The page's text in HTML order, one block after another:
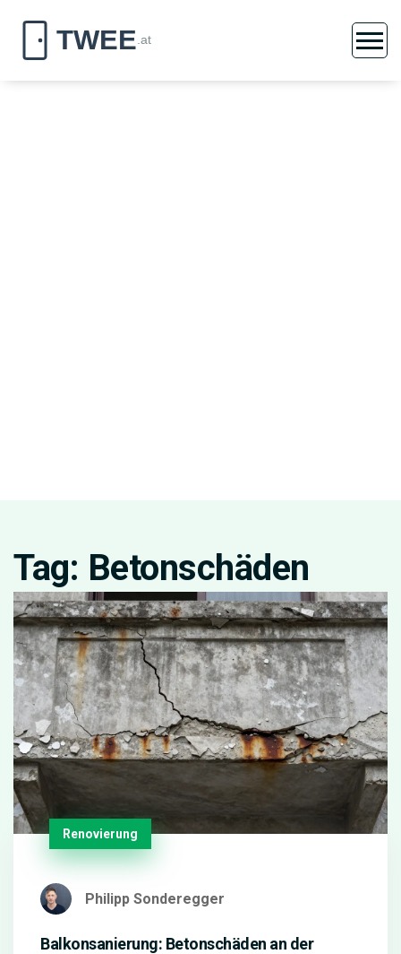
Tag: Betonschäden
Renovierung
Philipp Sonderegger
Balkonsanierung: Betonschäden an der